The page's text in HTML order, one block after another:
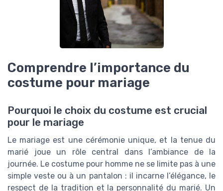
Comprendre l’importance du
costume pour mariage
Pourquoi le choix du costume est crucial
pour le mariage
Le mariage est une cérémonie unique, et la tenue du
marié joue un rôle central dans l’ambiance de la
journée. Le costume pour homme ne se limite pas à une
simple veste ou à un pantalon : il incarne l’élégance, le
respect de la tradition et la personnalité du marié. Un